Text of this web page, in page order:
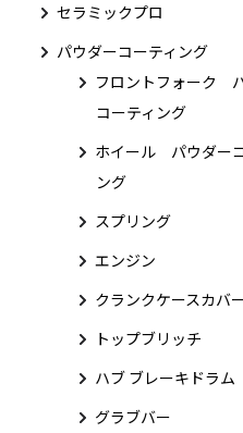
セラミックプロ
パウダーコーティング
フロントフォーク
コーティング
ホイール パウダー
ング
スプリング
エンジン
クランクケースカバ
トップブリッチ
ハブ ブレーキドラム
グラブバー